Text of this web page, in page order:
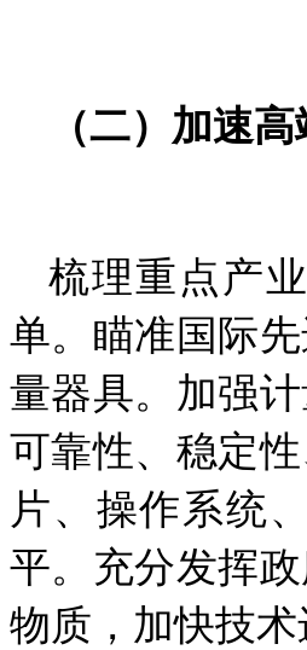
（二）加速
梳理重点产
单。 瞄准国际先
量器具。加强
可靠性、稳定
片、操作系统
平。充分发挥
物质，加快技